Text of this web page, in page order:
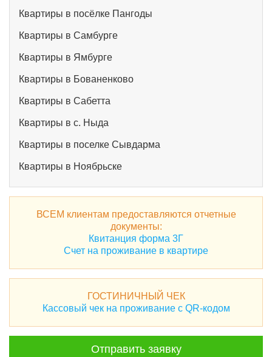
Квартиры в посёлке Пангоды
Квартиры в Самбурге
Квартиры в Ямбурге
Квартиры в Бованенково
Квартиры в Сабетта
Квартиры в с. Ныда
Квартиры в поселке Сывдарма
Квартиры в Ноябрьске
ВСЕМ клиентам предоставляются отчетные
документы:
Квитанция форма 3Г
Счет на проживание в квартире
ГОСТИНИЧНЫЙ ЧЕК
Кассовый чек на проживание с QR-кодом
Отправить заявку